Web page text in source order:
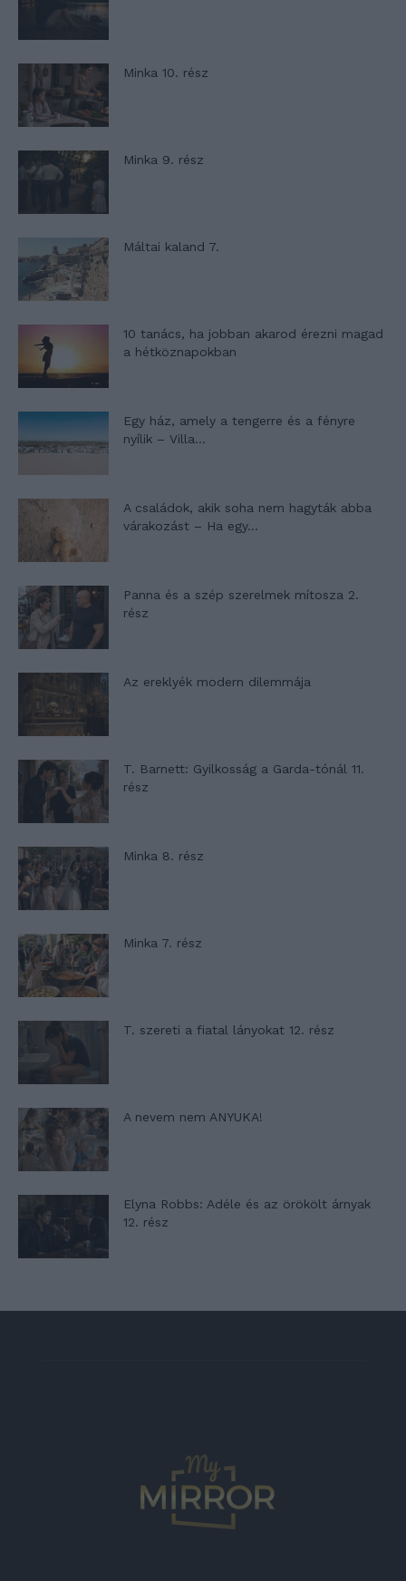
Minka 10. rész
Minka 9. rész
Máltai kaland 7.
10 tanács, ha jobban akarod érezni magad
a hétköznapokban
Egy ház, amely a tengerre és a fényre
nyílik – Villa...
A családok, akik soha nem hagyták abba
várakozást – Ha egy...
Panna és a szép szerelmek mítosza 2.
rész
Az ereklyék modern dilemmája
T. Barnett: Gyilkosság a Garda-tónál 11.
rész
Minka 8. rész
Minka 7. rész
T. szereti a fiatal lányokat 12. rész
A nevem nem ANYUKA!
Elyna Robbs: Adéle és az örökölt árnyak
12. rész